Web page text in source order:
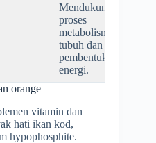
–
Mendukung
proses
metabolisme
tubuh dan
pembentukan
energi.
orange
vitamin dan
hati ikan kod,
hypophosphite.